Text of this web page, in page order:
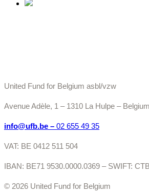
United Fund for Belgium asbl/vzw
Avenue Adèle, 1 – 1310 La Hulpe – Belgium
info@ufb.be – 02 655 49 35
VAT: BE 0412 511 504
IBAN: BE71 9530.0000.0369 – SWIFT:
© 2026 United Fund for Belgium